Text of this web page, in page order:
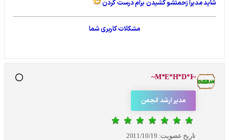
شايد مديرا زحمتشو كشيدن برام درست كردن
مشکلات کاربری شما
~M*E*H*D*I~
مدیر ارشد انجمن
تاریخ عضویت: 2011/10/19